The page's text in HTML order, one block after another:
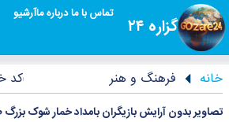
گزاره ۲۴
تماس با مادرباره ماآرشیو
خانه فرهنگ و هنر کد
تصاویر بدون آرایش بازیگران بامداد خمار شوک بزرگ